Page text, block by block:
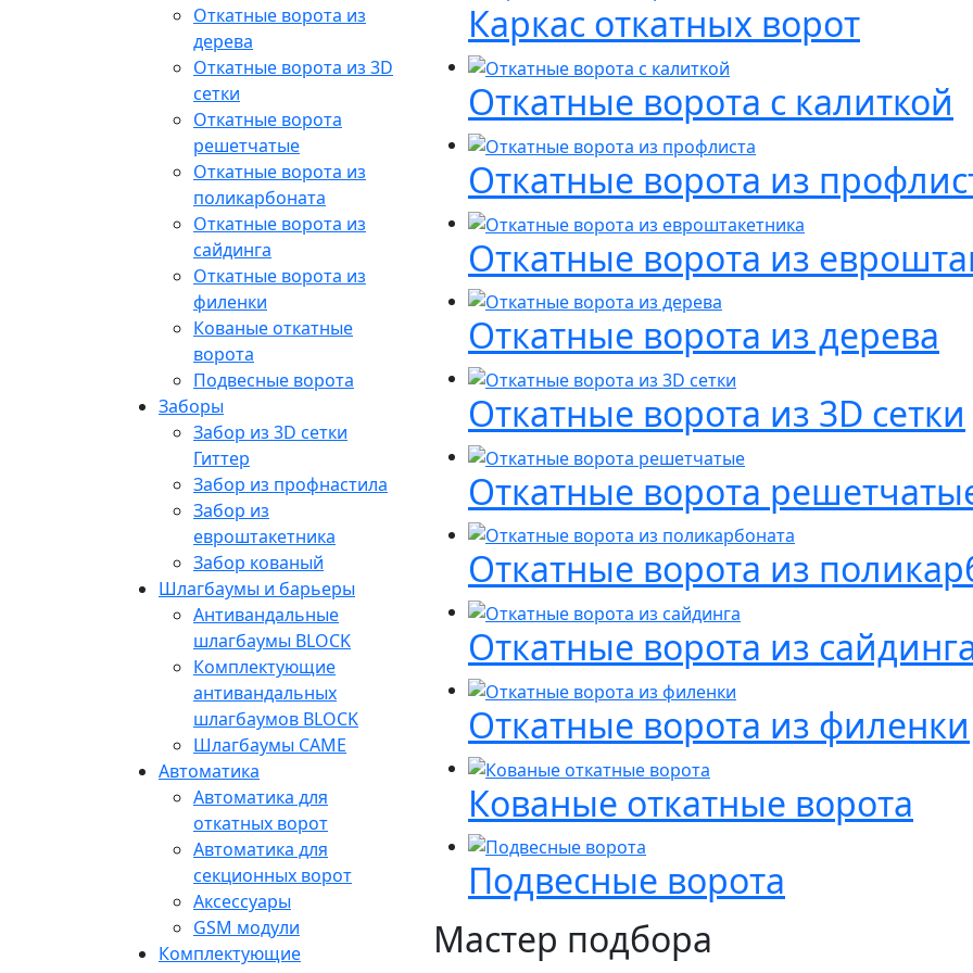
Откатные ворота из
дерева
Откатные ворота из 3D
сетки
Откатные ворота
решетчатые
Откатные ворота из
поликарбоната
Откатные ворота из
сайдинга
Откатные ворота из
филенки
Кованые откатные
ворота
Подвесные ворота
Заборы
Забор из 3D сетки
Гиттер
Забор из профнастила
Забор из
евроштакетника
Забор кованый
Шлагбаумы и барьеры
Антивандальные
шлагбаумы BLOCK
Комплектующие
антивандальных
шлагбаумов BLOCK
Шлагбаумы CAME
Автоматика
Автоматика для
откатных ворот
Автоматика для
секционных ворот
Аксессуары
GSM модули
Комплектующие
Каркас откатных ворот
Откатные ворота с калиткой
Откатные ворота из
Откатные ворота из
Откатные ворота из дерева
Откатные ворота из 3D сетки
Откатные ворота
Откатные ворота из
Откатные ворота из
Откатные ворота из филенки
Кованые откатные ворота
Подвесные ворота
Мастер подбора